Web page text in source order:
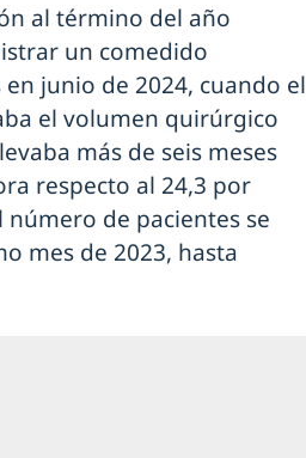
al término del año
un comedido
junio de 2024, cuando el
el volumen quirúrgico
más de seis meses
respecto al 24,3 por
de pacientes se
mes de 2023, hasta